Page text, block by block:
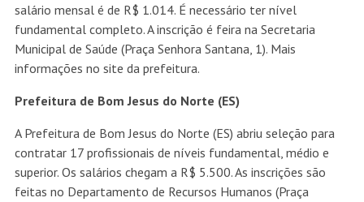
salário mensal é de R$ 1.014. É necessário ter nível
fundamental completo. A inscrição é feira na Secretaria
Municipal de Saúde (Praça Senhora Santana, 1). Mais
informações no site da prefeitura.
Prefeitura de Bom Jesus do Norte (ES)
A Prefeitura de Bom Jesus do Norte (ES) abriu seleção para
contratar 17 profissionais de níveis fundamental, médio e
superior. Os salários chegam a R$ 5.500. As inscrições são
feitas no Departamento de Recursos Humanos (Praça